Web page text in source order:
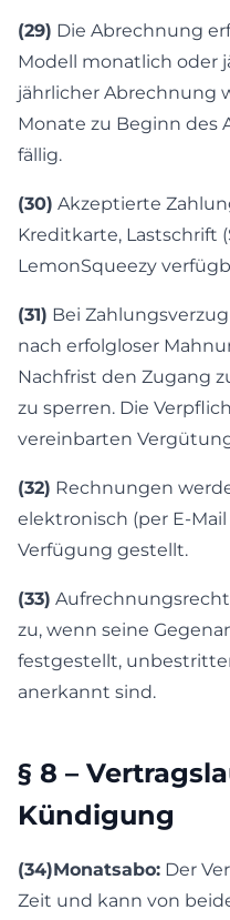
(29) Die Abrechnung
Modell monatlich oder
jährlicher Abrechnung
Monate zu Beginn des
fällig.
(30) Akzeptierte
Kreditkarte, Lastschrift
LemonSqueezy
(31) Bei
nach erfolgloser
Nachfrist den Zugang
zu sperren. Die
vereinbarten
(32) Rechnungen
elektronisch (per E-
Verfügung gestellt.
(33)
zu, wenn seine
festgestellt,
anerkannt sind.
§ 8 –
Kündigung
(34)Monatsabo: Der
Zeit und kann von